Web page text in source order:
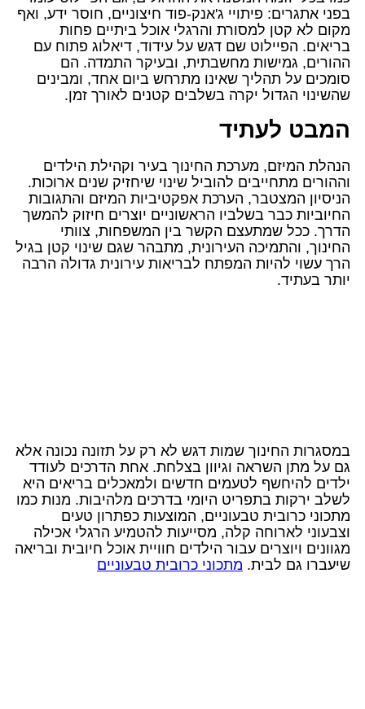
בפני אתגרים: פיתויי ג'אנק-פוד חיצוניים, חוסר ידע, ואף
מקום לא קטן למסורת והרגלי אוכל ביתיים פחות
בריאים. הפיילוט שם דגש על עידוד, דיאלוג פתוח עם
ההורים, גמישות מחשבתית, ובעיקר התמדה. הם
סומכים על תהליך שאינו מתרחש ביום אחד, ומבינים
שהשינוי הגדול יקרה בשלבים קטנים לאורך זמן.
המבט לעתיד
הנהלת המיזם, מערכת החינוך בעיר וקהילת הילדים
וההורים מתחייבים להוביל שינוי שיחזיק שנים ארוכות.
הניסיון המצטבר, הערכת אפקטיביות המיזם והתגובות
החיוביות כבר בשלביו הראשוניים יוצרים חיזוק להמשך
הדרך. ככל שמתעצם הקשר בין המשפחות, צוותי
החינוך, והתמיכה העירונית, מתבהר שגם שינוי קטן בגיל
הרך עשוי להיות המפתח לבריאות עירונית גדולה הרבה
יותר בעתיד.
במסגרות החינוך שמות דגש לא רק על תזונה נכונה אלא
גם על מתן השראה וגיוון בצלחת. אחת הדרכים לעודד
ילדים להיחשף לטעמים חדשים ולמאכלים בריאים היא
לשלב ירקות בתפריט היומי בדרכים מלהיבות. מנות כמו
מתכוני כרובית טבעוניים, המוצעות כפתרון טעים
וצבעוני לארוחה קלה, מסייעות להטמיע הרגלי אכילה
מגוונים ויוצרים עבור הילדים חוויית אוכל חיובית ובריאה
שיעברו גם לבית. מתכוני כרובית טבעוניים